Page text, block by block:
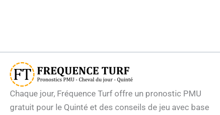
Chaque jour, Fréquence Turf offre un pronostic PMU
gratuit pour le Quinté et des conseils de jeu avec base